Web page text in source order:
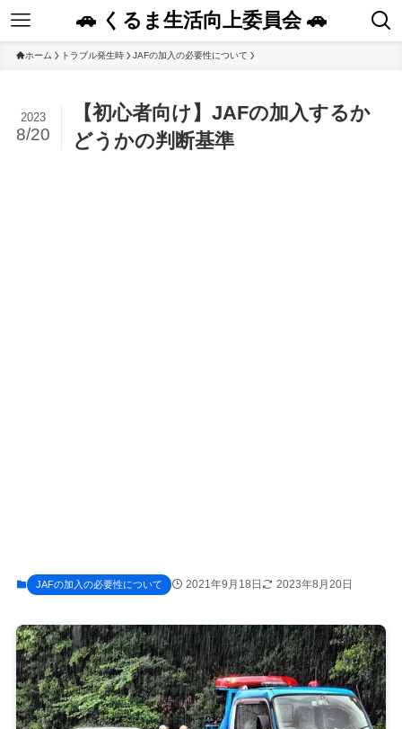
🚗 くるま生活向上委員会 🚗
ホーム トラブル発生時 JAFの加入の必要性について
【初心者向け】JAFの加入するか
どうかの判断基準
2023
8/20
JAFの加入の必要性について 2021年9月18日 2023年8月20日